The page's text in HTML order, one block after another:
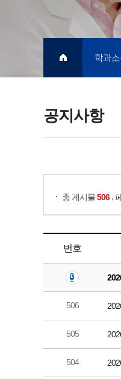
공지사항
학과
총 게시물506 ,
번호
506
505
504